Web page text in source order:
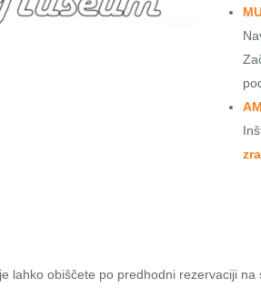
lahko obiščete po predhodni rezervaciji na